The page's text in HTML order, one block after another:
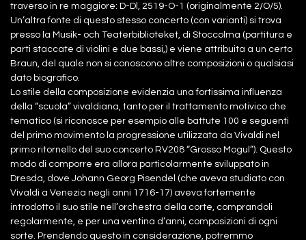
traverso in re maggiore: D-Dl, 2519-O-1 (originalmente 2/O/5).
Un’altra fonte di questo stesso concerto (con varianti) si trova
presso la Musik- och Teaterbiblioteket, di Stoccolma (partitura e
parti staccate di violini e due bassi,) e viene attribuita a un certo
Braun, del quale non si conoscono altre composizioni o qualsiasi
dato biografico.
Lo stile della composizione evidenzia una fortissima influenza
della “scuola” vivaldiana, tanto per il trattamento motivico che
tematico (si riconosce per esempio alle battute 100 e seguenti
del primo movimento la progressione utilizzata da Vivaldi nel
primo ritornello del suo concerto RV208 “Grosso Mogul”). Questo
modo di comporre era allora particolarmente sviluppato in
Dresda, dove Johann Georg Pisendel (che aveva studiato con
Vivaldi a Venezia negli anni 1716-17) aveva fortemente
introdotto il suo stile nell’orchestra della corte, comprandoli
regolarmente, e per una ventina d’anni, composizioni di ogni
sorte. Prendendo questo in considerazione, potremmo